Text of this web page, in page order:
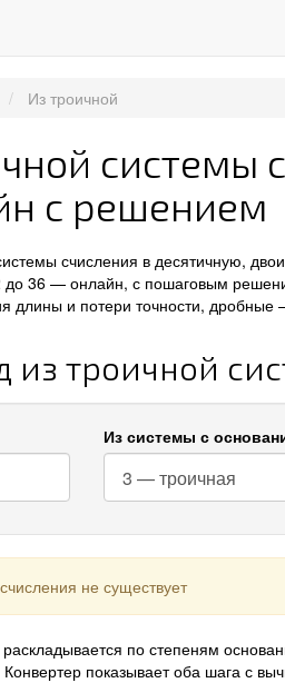
Из троичной
системы
с решением
счисления в десятичную,
36 — онлайн, с пошаговым
длины и потери точности, дробные
из троичной
Из системы с
не существует
по степеням
показывает оба шага с